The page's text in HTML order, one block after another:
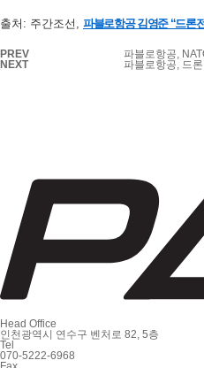
출처: 주간조선, 파블로항공 김영준 “드론
PREV
파블로항공,
NEXT
파블로항공, 드
Head Office
인천광역시 연수구 벤처로 82, 5층
Tel
070-5222-6968